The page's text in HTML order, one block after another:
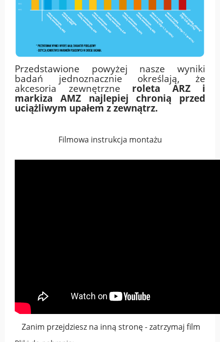
Przedstawione powyżej nasze wyniki
badań jednoznacznie określają, że
akcesoria zewnętrzne roleta ARZ i
markiza AMZ najlepiej chronią przed
uciążliwym upałem z zewnątrz.
Filmowa instrukcja montażu
Zanim przejdziesz na inną stronę - zatrzymaj film